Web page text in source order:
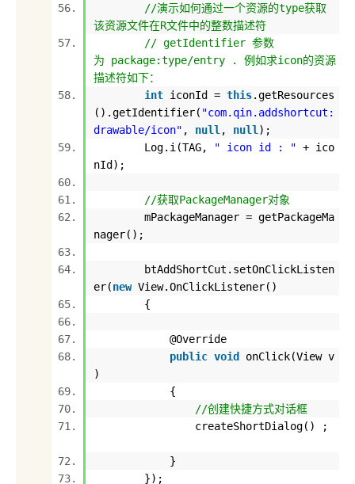
//演示如何通过一个资源的type获取
该资源文件在R文件中的整数描述符
// getIdentifier 参数
为 package:type/entry . 例如求icon的资源
描述符如下：
int iconId = this.getResources
().getIdentifier( "com.qin.addshortcut:
drawable/icon" , null , null );
Log.i(TAG,
" icon id : " + ico
nId);
//获取PackageManager对象
mPackageManager = getPackageMa
nager();
btAddShortCut.setOnClickListen
er(new View.OnClickListener()
{
@Override
public void onClick(View v
)
{
//创建快捷方式对话框
createShortDialog() ;
}
});